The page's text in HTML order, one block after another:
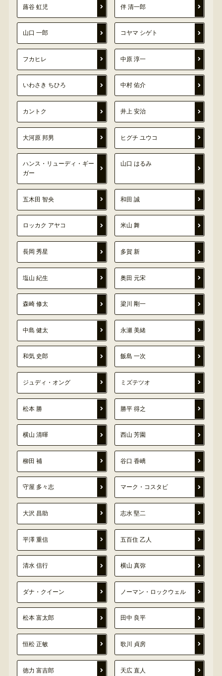
蕗谷 虹児 伴 清一郎
山口 一郎 コヤマ シゲト
フカヒレ 中原 淳一
いわさき ちひろ 中村 佑介
カントク 井上 安治
大河原 邦男 ヒグチ ユウコ
ハンス・リューディ・ギー
ガー
山口 はるみ
五木田 智央 和田 誠
ロッカク アヤコ 米山 舞
長岡 秀星 多賀 新
塩山 紀生 奥田 元宋
森崎 修太 梁川 剛一
中島 健太 永瀬 美緒
和気 史郎 飯島 一次
ジュディ・オング ミズテツオ
松本 勝 勝平 得之
横山 清暉 西山 芳園
柳田 補 谷口 香嶠
守屋 多々志 マーク・コスタビ
大沢 昌助 志水 堅二
平澤 重信 五百住 乙人
清水 信行 横山 真弥
ダナ・クイーン ノーマン・ロックウェル
松本 富太郎 田中 良平
恒松 正敏 歌川 貞房
徳力 富吉郎 天広 直人